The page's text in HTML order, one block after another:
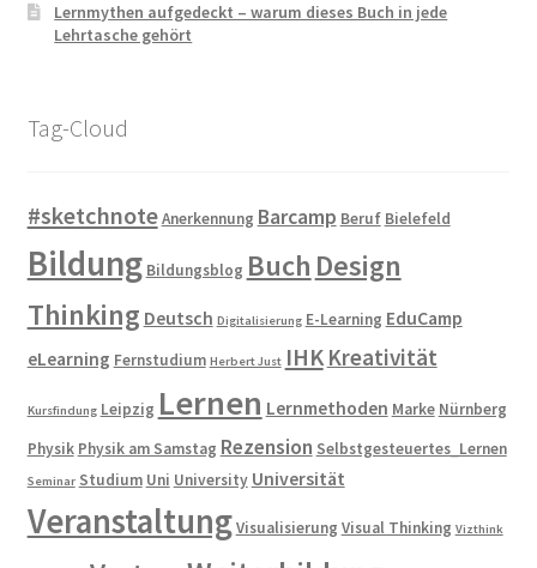
Lernmythen aufgedeckt – warum dieses Buch in jede
Lehrtasche gehört
Tag-Cloud
#sketchnoteAnerkennung Barcamp Beruf Bielefeld
Bildung Bildungsblog Buch Design
Thinking Deutsch Digitalisierung E-Learning EduCamp
eLearning Fernstudium Herbert Just IHK Kreativität
Kursfindung Leipzig Lernen Lernmethoden Marke Nürnberg
Physik Physik am Samstag Rezension Selbstgesteuertes_Lernen
Seminar Studium Uni University Universität
VeranstaltungVisualisierung Visual Thinking Vizthink